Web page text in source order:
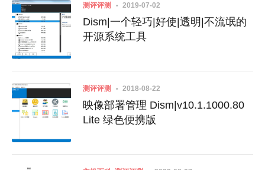
测评评测 2019-07-02
Dism|一个轻巧|好使|透明|不流氓的
开源系统工具
测评评测 2018-08-22
映像部署管理 Dism|v10.1.1000.80
Lite 绿色便携版